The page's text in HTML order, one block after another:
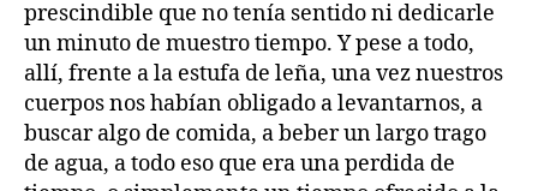
prescindible que no tenía sentido ni dedicarle
un minuto de muestro tiempo. Y pese a todo,
allí, frente a la estufa de leña, una vez nuestros
cuerpos nos habían obligado a levantarnos, a
buscar algo de comida, a beber un largo trago
de agua, a todo eso que era una perdida de